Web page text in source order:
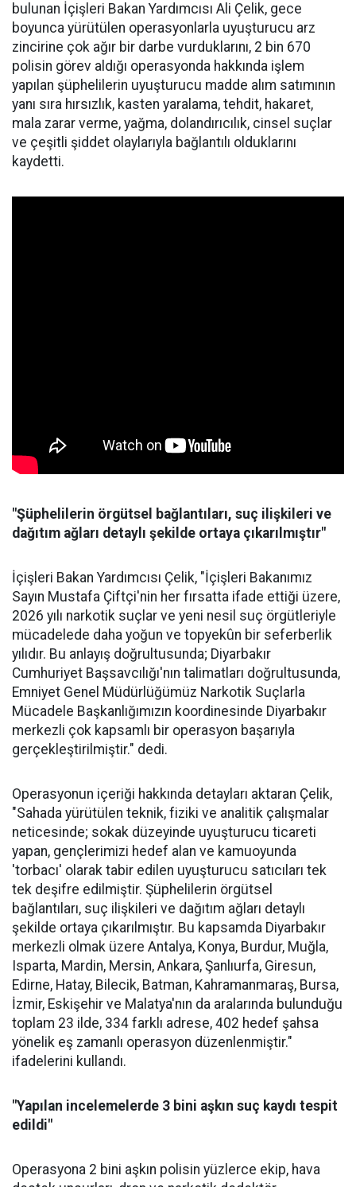
bulunan İçişleri Bakan Yardımcısı Ali Çelik, gece
boyunca yürütülen operasyonlarla uyuşturucu arz
zincirine çok ağır bir darbe vurduklarını, 2 bin 670
polisin görev aldığı operasyonda hakkında işlem
yapılan şüphelilerin uyuşturucu madde alım satımının
yanı sıra hırsızlık, kasten yaralama, tehdit, hakaret,
mala zarar verme, yağma, dolandırıcılık, cinsel suçlar
ve çeşitli şiddet olaylarıyla bağlantılı olduklarını
kaydetti.
"Şüphelilerin örgütsel bağlantıları, suç ilişkileri ve
dağıtım ağları detaylı şekilde ortaya çıkarılmıştır"
İçişleri Bakan Yardımcısı Çelik, "İçişleri Bakanımız
Sayın Mustafa Çiftçi'nin her fırsatta ifade ettiği üzere,
2026 yılı narkotik suçlar ve yeni nesil suç örgütleriyle
mücadelede daha yoğun ve topyekûn bir seferberlik
yılıdır. Bu anlayış doğrultusunda; Diyarbakır
Cumhuriyet Başsavcılığı'nın talimatları doğrultusunda,
Emniyet Genel Müdürlüğümüz Narkotik Suçlarla
Mücadele Başkanlığımızın koordinesinde Diyarbakır
merkezli çok kapsamlı bir operasyon başarıyla
gerçekleştirilmiştir." dedi.
Operasyonun içeriği hakkında detayları aktaran Çelik,
"Sahada yürütülen teknik, fiziki ve analitik çalışmalar
neticesinde; sokak düzeyinde uyuşturucu ticareti
yapan, gençlerimizi hedef alan ve kamuoyunda
'torbacı' olarak tabir edilen uyuşturucu satıcıları tek
tek deşifre edilmiştir. Şüphelilerin örgütsel
bağlantıları, suç ilişkileri ve dağıtım ağları detaylı
şekilde ortaya çıkarılmıştır. Bu kapsamda Diyarbakır
merkezli olmak üzere Antalya, Konya, Burdur, Muğla,
Isparta, Mardin, Mersin, Ankara, Şanlıurfa, Giresun,
Edirne, Hatay, Bilecik, Batman, Kahramanmaraş, Bursa,
İzmir, Eskişehir ve Malatya'nın da aralarında bulunduğu
toplam 23 ilde, 334 farklı adrese, 402 hedef şahsa
yönelik eş zamanlı operasyon düzenlenmiştir."
ifadelerini kullandı.
"Yapılan incelemelerde 3 bini aşkın suç kaydı tespit
edildi"
Operasyona 2 bini aşkın polisin yüzlerce ekip, hava